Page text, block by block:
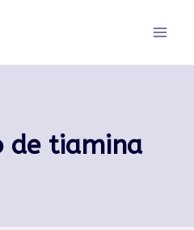
de tiamina